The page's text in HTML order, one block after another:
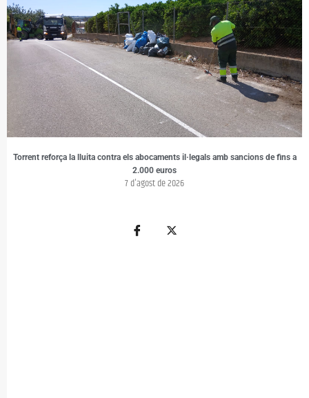
Torrent reforça la lluita contra els abocaments il·legals amb sancions de fins a
2.000 euros
7 d'agost de 2026